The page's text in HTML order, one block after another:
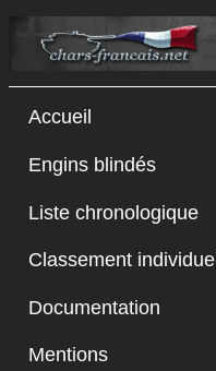
Accueil
Engins blindés
Liste chronologique
Classement individuel
Documentation
Mentions